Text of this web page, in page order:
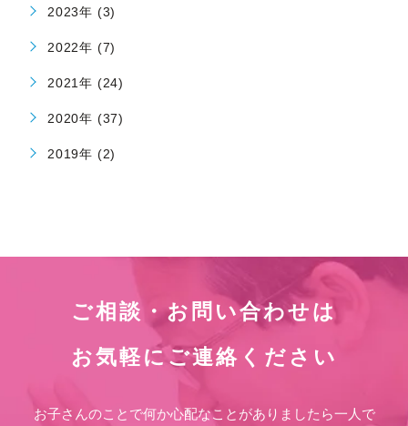
2023年 (3)
2022年 (7)
2021年 (24)
2020年 (37)
2019年 (2)
ご相談・お問い合わせは
お気軽にご連絡ください
お子さんのことで何か心配なことがありましたら一人で